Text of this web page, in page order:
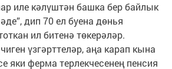
иле кәлүштән башка бер байлык
дип 70 ел буена дөнья
ил битенә төкерәләр.
үзгәрттеләр, аңа карап кына
яки ферма терлекчесенең пенсия